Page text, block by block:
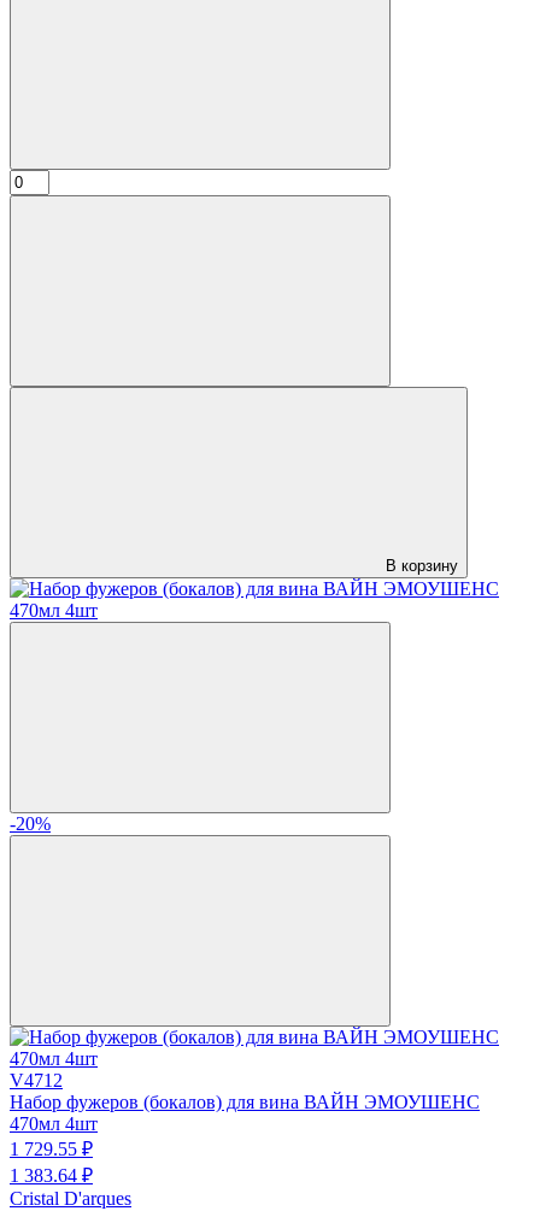
В корзину
-20%
V4712
Набор фужеров (бокалов) для вина ВАЙН ЭМОУШЕНС
470мл 4шт
1 729.55 ₽
1 383.64 ₽
Cristal D'arques